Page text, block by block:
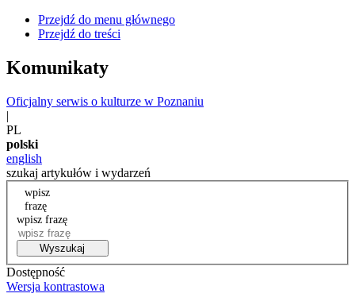
Przejdź do menu głównego
Przejdź do treści
Komunikaty
Oficjalny serwis o kulturze w Poznaniu
|
PL
polski
english
szukaj artykułów i wydarzeń
wpisz
frazę
wpisz frazę
Wyszukaj
Dostępność
Wersja kontrastowa